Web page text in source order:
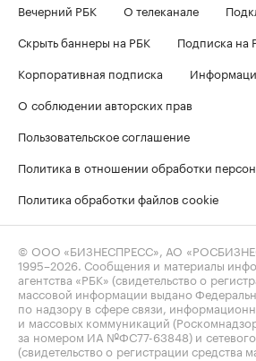
Вечерний РБК
О телеканале
Скрыть баннеры на РБК
Подписка на
Корпоративная подписка
О соблюдении авторских прав
Пользовательское соглашение
Политика в отношении обработки
Политика обработки файлов cookie
© ООО «БИЗНЕСПРЕСС», АО
1995–2026. Сообщения и материалы
агентства «РБК» (свидетельство о
массовой информации выдано
по надзору в сфере связи,
и массовых коммуникаций
за номером ИА №ФС77-63848) и
(свидетельство о регистрации средства